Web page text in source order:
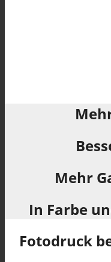
Mehr
In Farbe
Fotodruck